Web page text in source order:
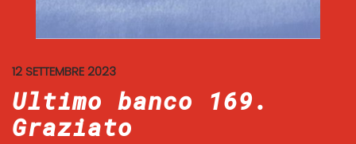
12 SETTEMBRE 2023
Ultimo banco 169.
Graziato